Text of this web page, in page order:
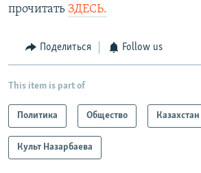
прочитать ЗДЕСЬ.
Поделиться Follow us
This item is part of
Политика Общество Казахстан
Культ Назарбаева